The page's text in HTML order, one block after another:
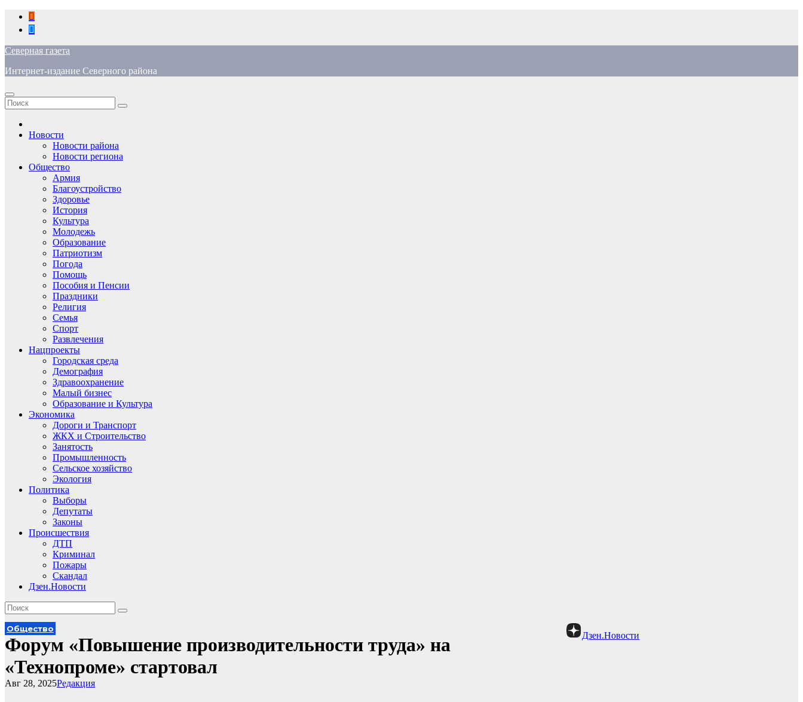
Перейти
содержимому
Северная газета
Интернет-издание Северного района
Новости
Новости района
Новости региона
Общество
Армия
Благоустройство
Здоровье
История
Культура
Молодежь
Образование
Патриотизм
Погода
Помощь
Пособия и Пенсии
Праздники
Религия
Семья
Спорт
Развлечения
Нацпроекты
Городская среда
Демография
Здравоохранение
Малый бизнес
Образование и Культура
Экономика
Дороги и Транспорт
ЖКХ и Строительство
Занятость
Промышленность
Сельское хозяйство
Экология
Политика
Выборы
Депутаты
Законы
Происшествия
ДТП
Криминал
Пожары
Скандал
Дзен.Новости
Дзен.Новости
Общество
Форум «Повышение производительности труда» на
«Технопроме» стартовал
Редакция
Авг 28, 2025